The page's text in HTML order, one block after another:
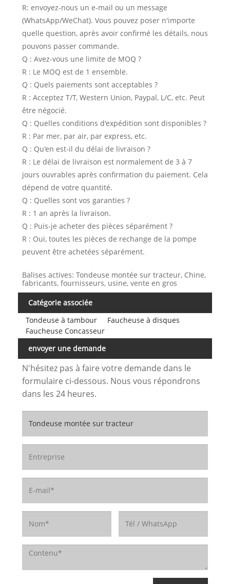
R: envoyez-nous un e-mail ou un message
(WhatsApp/WeChat). Vous pouvez poser n'importe
quelle question, après avoir confirmé les détails, nous
pouvons passer commande.
Q : Avez-vous une limite de MOQ ?
R : Le MOQ est de 1 ensemble.
Q : Quels paiements sont acceptables ?
R : Acceptez T/T, Western Union, Paypal, L/C, etc. Peut
être négocié.
Q : Quelles conditions d'expédition sont disponibles ?
R : Par mer, par air, par express, etc.
Q : Qu'en est-il du délai de livraison ?
R : Le délai de livraison est normalement de 3 à 7
jours ouvrables après confirmation du paiement. Cela
dépend de votre quantité.
Q : Quelles sont vos garanties ?
R : 1 an après la livraison.
Q : Puis-je acheter des pièces séparément ?
R : Oui, toutes les pièces de rechange de la pompe
peuvent être achetées séparément.
Balises actives: Tondeuse montée sur tracteur, Chine,
fabricants, fournisseurs, usine, vente en gros
Catégorie associée
Tondeuse à tambour
Faucheuse à disques
Faucheuse Concasseur
envoyer une demande
N'hésitez pas à faire votre demande dans le
formulaire ci-dessous. Nous vous répondrons
dans les 24 heures.